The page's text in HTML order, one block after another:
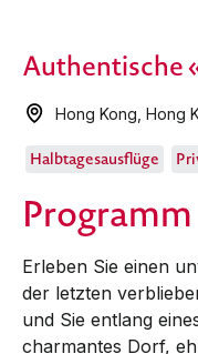
Authentische
Hong Kong ,Hong
Halbtagesausflüge
Programm
Erleben Sie einen
der letzten
und Sie entlang
charmantes Dorf,